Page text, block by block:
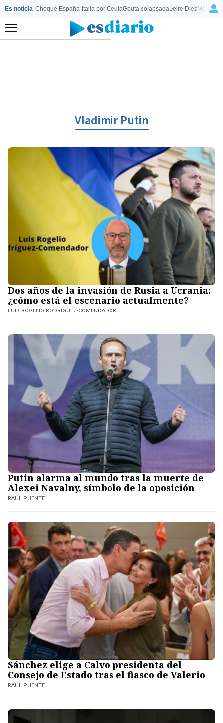
Es noticia Choque España-Italia por CeutaCeuta colapsadaLeire Diez
Menú
Vladimir Putin
Dos años de la invasión de Rusia a Ucrania:
¿cómo está el escenario actualmente?
LUIS ROGELIO RODRÍGUEZ-COMENDADOR
Putin alarma al mundo tras la muerte de
Alexei Navalny, símbolo de la oposición
RAÚL PUENTE
Sánchez elige a Calvo presidenta del
Consejo de Estado tras el fiasco de Valerio
RAÚL PUENTE